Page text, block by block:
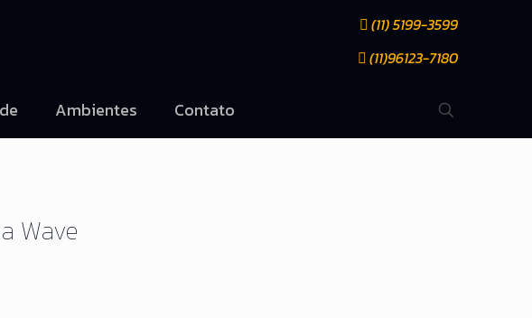
Ambientes Contato
(11) 5199-3599
(11)96123-7180
Wave